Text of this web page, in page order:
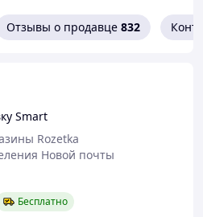
и зависит от личных
из тонкой эластичной
возвращение их
жировых отложений в
целлюлита на любой стадии*
Отзывы о продавце 832
Smart
Rozetka
Новой почты
Бесплатно